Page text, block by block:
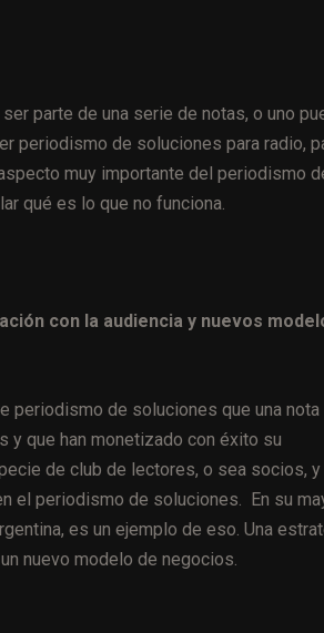
parte de una serie de notas, o uno
periodismo de soluciones para radio,
muy importante del periodismo
qué es lo que no funciona.
con la audiencia y nuevos
periodismo de soluciones que una nota
y que han monetizado con éxito su
de club de lectores, o sea socios, y
el periodismo de soluciones. En su
es un ejemplo de eso. Una
nuevo modelo de negocios.